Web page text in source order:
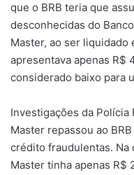
que o BRB teria que
desconhecidas do
Master, ao ser liquidado
apresentava apenas R$
considerado baixo para
Investigações da Polícia
Master repassou ao
crédito fraudulentas. Na
Master tinha apenas R$